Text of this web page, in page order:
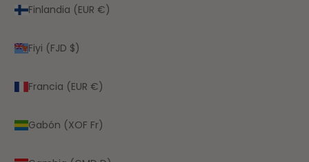
Finlandia (EUR €)
Fiyi (FJD $)
Francia (EUR €)
Gabón (XOF Fr)